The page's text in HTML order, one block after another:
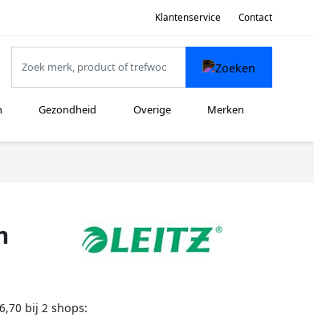
Klantenservice Contact
Gezondheid Overige Merken
bij 2 shops: